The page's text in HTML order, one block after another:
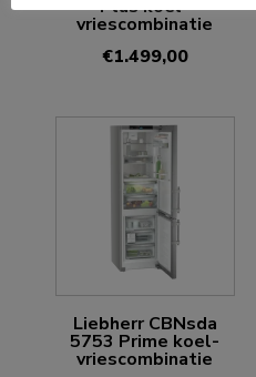
Plus koel-
vriescombinatie
€1.499,00
Liebherr CBNsda
5753 Prime koel-
vriescombinatie